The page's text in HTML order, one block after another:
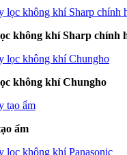
không khí Sharp chính
không khí Chungho
ẩm